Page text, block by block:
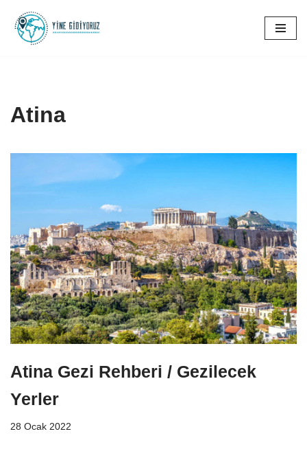
İçeriğe
Atina
Atina Gezi Rehberi / Gezilecek
Yerler
28 Ocak 2022